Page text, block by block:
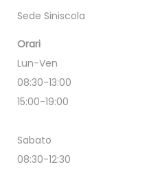
Sede Siniscola
Orari
Lun-Ven
08:30-13:00
15:00-19:00
Sabato
08:30-12:30